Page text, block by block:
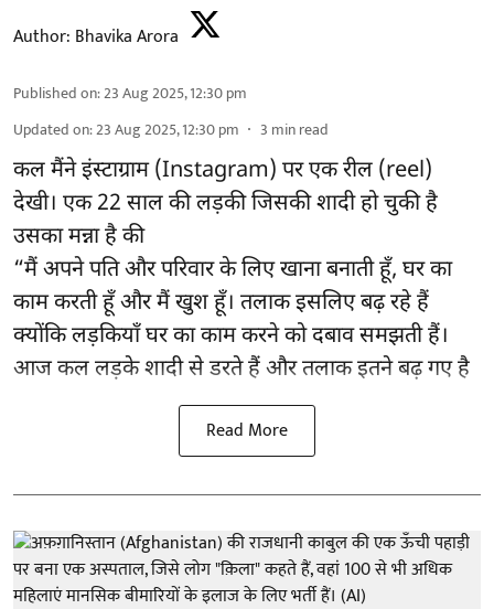
Author: Bhavika Arora
Published on:23 Aug 2025, 12:30 pm
Updated on:23 Aug 2025, 12:30 pm 3 min read
कल मैंने इंस्टाग्राम (Instagram) पर एक रील (reel)
देखी। एक 22 साल की लड़की जिसकी शादी हो चुकी है
उसका मन्ना है की
“मैं अपने पति और परिवार के लिए खाना बनाती हूँ, घर का
काम करती हूँ और मैं खुश हूँ। तलाक इसलिए बढ़ रहे हैं
क्योंकि लड़कियाँ घर का काम करने को दबाव समझती हैं।
आज कल लड़के शादी से डरते हैं और तलाक इतने बढ़ गए है
Read More